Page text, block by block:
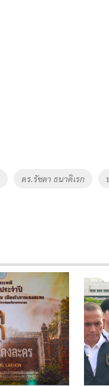
ดร.รัชดา ธนาดิเรก